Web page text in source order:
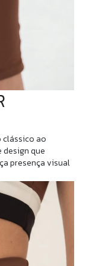
clássico ao
design que
presença visual